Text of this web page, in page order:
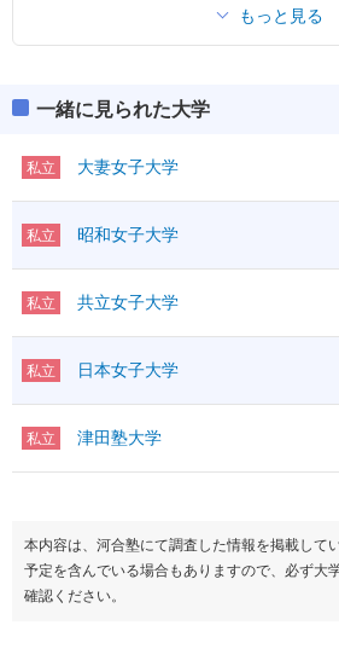
もっと見る
一緒に見られた大学
私立 大妻女子大学
私立 昭和女子大学
私立 共立女子大学
私立 日本女子大学
私立 津田塾大学
本内容は、河合塾にて調査した情報を掲載して
予定を含んでいる場合もありますので、必ず大
確認ください。